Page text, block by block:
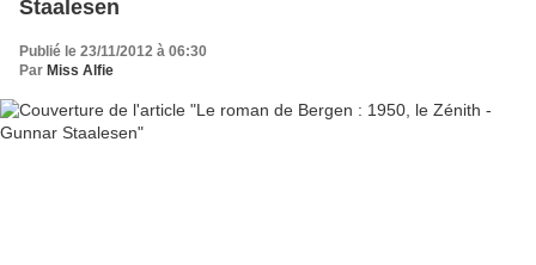
Staalesen
Publié le 23/11/2012 à 06:30
Par Miss Alfie